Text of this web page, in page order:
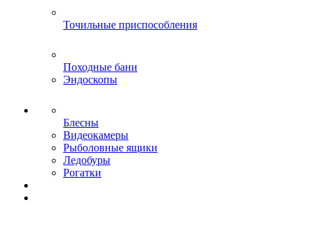
Точильные приспособления
Походные бани
Эндоскопы
Блесны
Видеокамеры
Рыболовные ящики
Ледобуры
Рогатки